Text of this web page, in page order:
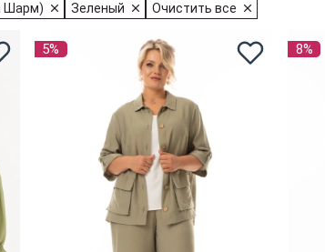
Шарм) Зеленый Очистить все
5% 8%